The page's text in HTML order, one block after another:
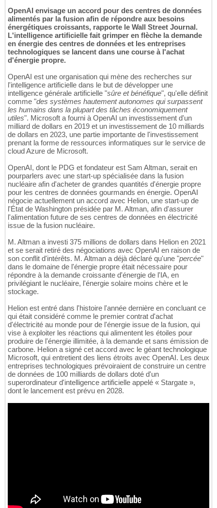
OpenAI envisage un accord pour des centres de données
alimentés par la fusion afin de répondre aux besoins
énergétiques croissants, rapporte le Wall Street Journal.
L'intelligence artificielle fait grimper en flèche la demande
en énergie des centres de données et les entreprises
technologiques se lancent dans une course à l'achat
d'énergie propre.
OpenAI est une organisation qui mène des recherches sur
l'intelligence artificielle dans le but de développer une
intelligence générale artificielle "sûre et bénéfique", qu'elle définit
comme "des systèmes hautement autonomes qui surpassent
les humains dans la plupart des tâches économiquement
utiles". Microsoft a fourni à OpenAI un investissement d'un
milliard de dollars en 2019 et un investissement de 10 milliards
de dollars en 2023, une partie importante de l'investissement
prenant la forme de ressources informatiques sur le service de
cloud Azure de Microsoft.
OpenAI, dont le PDG et fondateur est Sam Altman, serait en
pourparlers avec une start-up spécialisée dans la fusion
nucléaire afin d'acheter de grandes quantités d'énergie propre
pour les centres de données gourmands en énergie. OpenAI
négocie actuellement un accord avec Helion, une start-up de
l'État de Washington présidée par M. Altman, afin d'assurer
l'alimentation future de ses centres de données en électricité
issue de la fusion nucléaire.
M. Altman a investi 375 millions de dollars dans Helion en 2021
et se serait retiré des négociations avec OpenAI en raison de
son conflit d'intérêts. M. Altman a déjà déclaré qu'une "percée"
dans le domaine de l'énergie propre était nécessaire pour
répondre à la demande croissante d'énergie de l'IA, en
privilégiant le nucléaire, l'énergie solaire moins chère et le
stockage.
Helion est entré dans l'histoire l'année dernière en concluant ce
qui était considéré comme le premier contrat d'achat
d'électricité au monde pour de l'énergie issue de la fusion, qui
vise à exploiter les réactions qui alimentent les étoiles pour
produire de l'énergie illimitée, à la demande et sans émission de
carbone. Helion a signé cet accord avec le géant technologique
Microsoft, qui entretient des liens étroits avec OpenAI. Les deux
entreprises technologiques prévoiraient de construire un centre
de données de 100 milliards de dollars doté d'un
superordinateur d'intelligence artificielle appelé « Stargate »,
dont le lancement est prévu en 2028.